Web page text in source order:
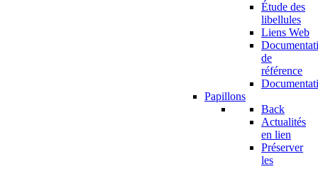
Étude des
libellules
Liens Web
de
référence
Papillons
Back
Actualités
en lien
Préserver
les